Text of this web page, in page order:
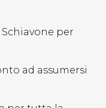
per
ad assumersi